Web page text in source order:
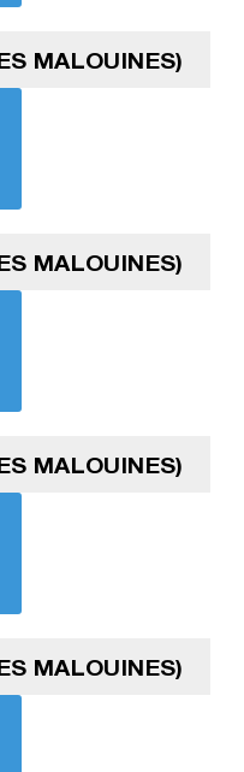
MALOUINES)
MALOUINES)
MALOUINES)
MALOUINES)